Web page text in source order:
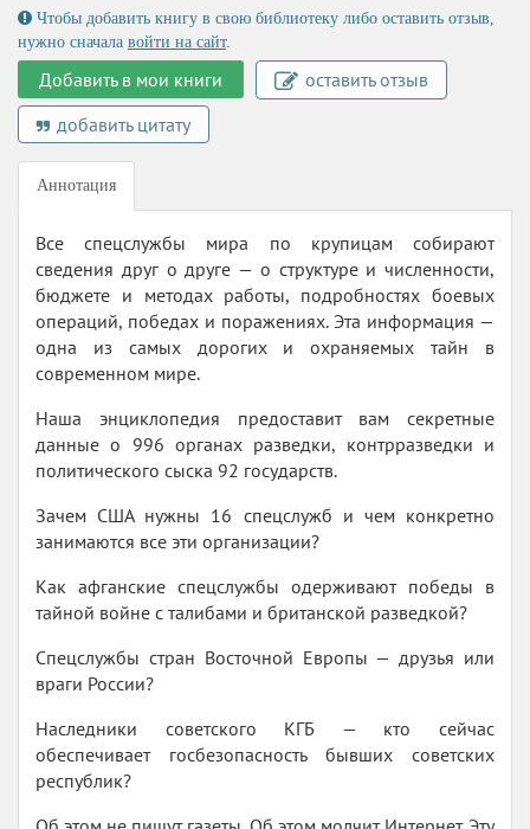
Чтобы добавить книгу в свою библиотеку либо оставить отзыв,
нужно сначала войти на сайт.
Добавить в мои книги
оставить отзыв
добавить цитату
Аннотация
Все спецслужбы мира по крупицам собирают
сведения друг о друге — о структуре и численности,
бюджете и методах работы, подробностях боевых
операций, победах и поражениях. Эта информация —
одна из самых дорогих и охраняемых тайн в
современном мире.
Наша энциклопедия предоставит вам секретные
данные о 996 органах разведки, контрразведки и
политического сыска 92 государств.
Зачем США нужны 16 спецслужб и чем конкретно
занимаются все эти организации?
Как афганские спецслужбы одерживают победы в
тайной войне с талибами и британской разведкой?
Спецслужбы стран Восточной Европы — друзья или
враги России?
Наследники советского КГБ — кто сейчас
обеспечивает госбезопасность бывших советских
республик?